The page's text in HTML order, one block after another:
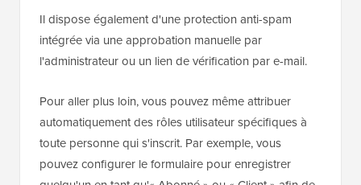
Il dispose également d'une protection anti-spam
intégrée via une approbation manuelle par
l'administrateur ou un lien de vérification par e-mail.
Pour aller plus loin, vous pouvez même attribuer
automatiquement des rôles utilisateur spécifiques à
toute personne qui s'inscrit. Par exemple, vous
pouvez configurer le formulaire pour enregistrer